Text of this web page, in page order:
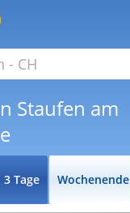
Staufen am
3 Tage Wochenende